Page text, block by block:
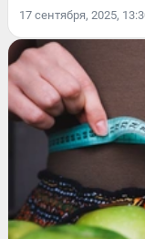
17 сентября, 2025,